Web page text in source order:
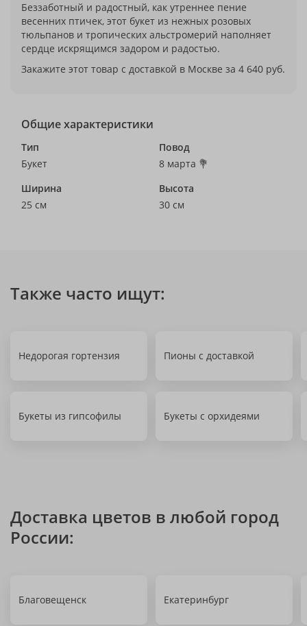
Беззаботный и радостный, как утреннее пение
весенних птичек, этот букет из нежных розовых
тюльпанов и тропических альстромерий наполняет
сердце искрящимся задором и радостью.
Закажите этот товар с доставкой в Москве за 4 640 руб.
Общие характеристики
Тип
Букет
Повод
8 марта 💐
Ширина
25 см
Высота
30 см
Также часто ищут:
Недорогая гортензия Пионы с доставкой
Букеты из гипсофилы Букеты с орхидеями
Доставка цветов в любой город
России:
Благовещенск Екатеринбург